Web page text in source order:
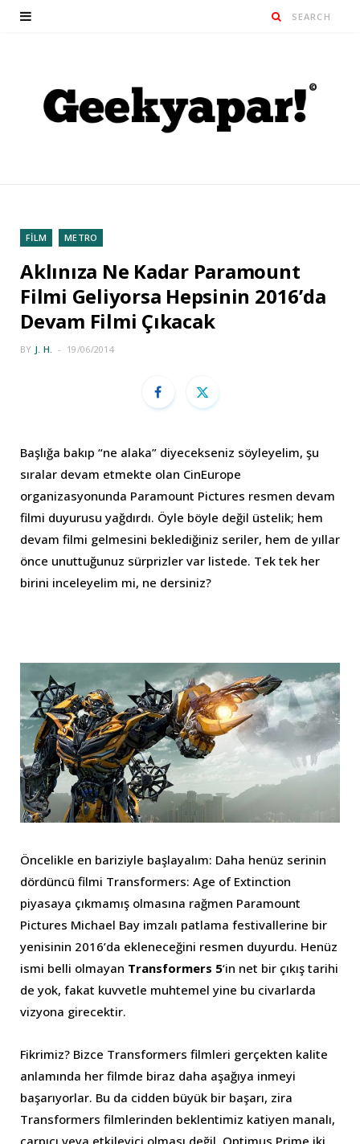
FİLM METRO
Aklınıza Ne Kadar Paramount
Filmi Geliyorsa Hepsinin 2016’da
Devam Filmi Çıkacak
BY J. H. 19/06/2014
Başlığa bakıp “ne alaka” diyecekseniz söyleyelim, şu
sıralar devam etmekte olan CinEurope
organizasyonunda Paramount Pictures resmen devam
filmi duyurusu yağdırdı. Öyle böyle değil üstelik; hem
devam filmi gelmesini beklediğiniz seriler, hem de yıllar
önce unuttuğunuz sürprizler var listede. Tek tek her
birini inceleyelim mi, ne dersiniz?
Öncelikle en bariziyle başlayalım: Daha henüz serinin
dördüncü filmi Transformers: Age of Extinction
piyasaya çıkmamış olmasına rağmen Paramount
Pictures Michael Bay imzalı patlama festivallerine bir
yenisinin 2016’da ekleneceğini resmen duyurdu. Henüz
ismi belli olmayan Transformers 5‘in net bir çıkış tarihi
de yok, fakat kuvvetle muhtemel yine bu civarlarda
vizyona girecektir.
Fikrimiz? Bizce Transformers filmleri gerçekten kalite
anlamında her filmde biraz daha aşağıya inmeyi
başarıyorlar. Bu da cidden büyük bir başarı, zira
Transformers filmlerinden beklentimiz katiyen manalı,